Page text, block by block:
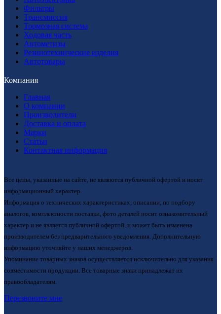
Фильтры
Трансмиссия
Тормозная система
Ходовая часть
Автометизы
Резинотехнические изделия
Автотовары
Компания
Главная
О компании
Производители
Доставка и оплата
Марки
Статьи
Контактная информация
Все цены, указанные на сайте, не являются публичной офертой и носят
информационный характер.
Информация о технических характеристиках, описании, по подбору
аналогов, комплектности поставки, фото деталей носит ознакомительный
характер и не является публичной офертой, и может быть изменена
производителем без предварительного уведомления. Дополнительную
информацию уточняйте у наших менеджеров.
Упоминание товарных знаков осуществляется исключительно для указания
совместимости продукции. Все товарные знаки принадлежат их
правообладателям.
Перезвоните мне